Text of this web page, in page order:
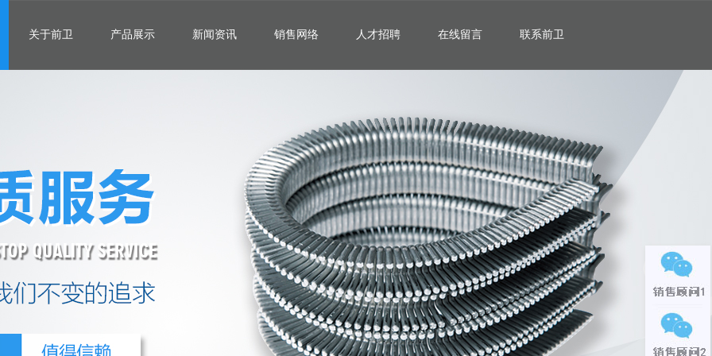
关于前卫 产品展示 新闻资讯 销售网络 人才招聘 在线留言 联系前卫